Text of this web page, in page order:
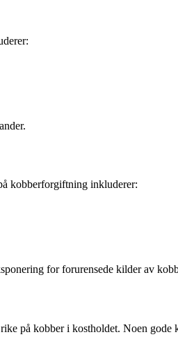
kobberforgiftning inkluderer:
for forurensede kilder av
på kobber i kostholdet. Noen